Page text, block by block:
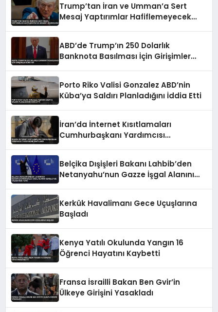
Trump’tan İran ve Umman’a Sert
Mesaj Yaptırımlar Hafiflemeyecek
ABD’de Trump’ın 250 Dolarlık
Banknota Basılması İçin Girişimler
Porto Riko Valisi Gonzalez ABD’nin
Küba’ya Saldırı Planladığını İddia Etti
İran’da İnternet Kısıtlamaları
Cumhurbaşkanı Yardımcısı
Belçika Dışişleri Bakanı Lahbib’den
Netanyahu’nun Gazze İşgal Alanını
Kerkük Havalimanı Gece Uçuşlarına
Başladı
Kenya Yatılı Okulunda Yangın 16
Öğrenci Hayatını Kaybetti
Fransa İsrailli Bakan Ben Gvir’in
Ülkeye Girişini Yasakladı